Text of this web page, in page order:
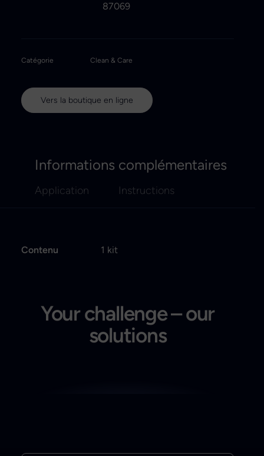
87069
Catégorie Clean & Care
Vers la boutique en ligne
Informations complémentaires
Application Instructions
Contenu 1 kit
Your challenge – our
solutions